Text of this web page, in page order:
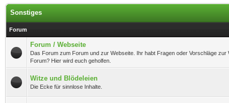
Sonstiges
Forum
Forum / Webseite
Das Forum zum Forum und zur Webseite. Ihr habt Fragen oder Vorschläge zur
Forum? Hier wird euch geholfen.
Witze und Blödeleien
Die Ecke für sinnlose Inhalte.